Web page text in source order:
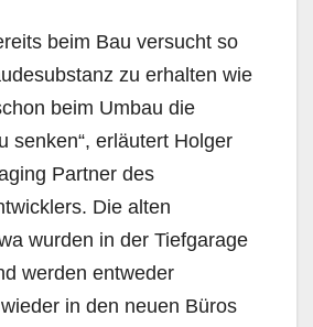
beim Bau versucht so
zu erhalten wie
beim Umbau die
senken“, erläutert Holger
Partner des
Die alten
wurden in der Tiefgarage
werden entweder
in den neuen Büros